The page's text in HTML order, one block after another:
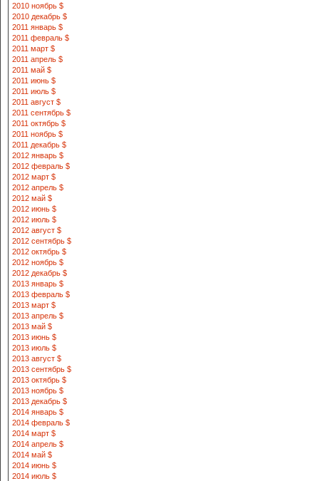
2010 ноябрь $
2010 декабрь $
2011 январь $
2011 февраль $
2011 март $
2011 апрель $
2011 май $
2011 июнь $
2011 июль $
2011 август $
2011 сентябрь $
2011 октябрь $
2011 ноябрь $
2011 декабрь $
2012 январь $
2012 февраль $
2012 март $
2012 апрель $
2012 май $
2012 июнь $
2012 июль $
2012 август $
2012 сентябрь $
2012 октябрь $
2012 ноябрь $
2012 декабрь $
2013 январь $
2013 февраль $
2013 март $
2013 апрель $
2013 май $
2013 июнь $
2013 июль $
2013 август $
2013 сентябрь $
2013 октябрь $
2013 ноябрь $
2013 декабрь $
2014 январь $
2014 февраль $
2014 март $
2014 апрель $
2014 май $
2014 июнь $
2014 июль $